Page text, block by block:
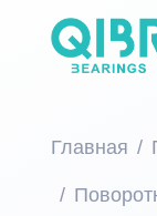
Главная